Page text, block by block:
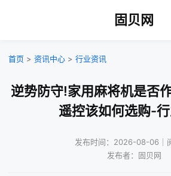
固贝网
首页 > 资讯中心 > 行业资讯
逆势防守!家用麻将机是否
遥控该如何选购-
发布时间：2026-08-06｜
发布者：固贝网